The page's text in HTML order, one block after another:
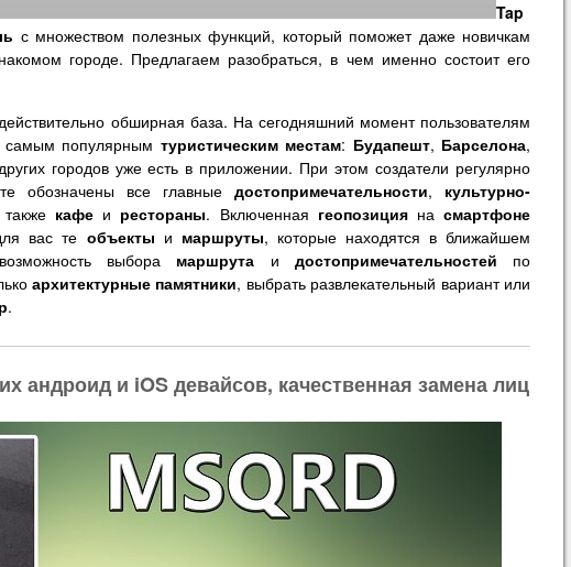
Tap
с множеством полезных функций, который поможет даже новичкам
городе. Предлагаем разобраться, в чем именно состоит его
обширная база. На сегодняшний момент пользователям
самым популярным туристическим местам: Будапешт, Барселона,
городов уже есть в приложении. При этом создатели регулярно
обозначены все главные достопримечательности, культурно-
кафе и рестораны. Включенная геопозициянасмартфоне
вас те объекты и маршруты, которые находятся в ближайшем
выбора маршрута и достопримечательностей по
архитектурные памятники, выбрать развлекательный вариант или
.
андроид и iOS девайсов, качественная замена лиц